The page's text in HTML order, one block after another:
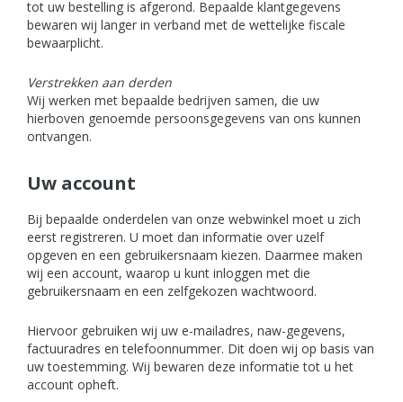
tot uw bestelling is afgerond. Bepaalde klantgegevens
bewaren wij langer in verband met de wettelijke fiscale
bewaarplicht.
Verstrekken aan derden
Wij werken met bepaalde bedrijven samen, die uw
hierboven genoemde persoonsgegevens van ons kunnen
ontvangen.
Uw account
Bij bepaalde onderdelen van onze webwinkel moet u zich
eerst registreren. U moet dan informatie over uzelf
opgeven en een gebruikersnaam kiezen. Daarmee maken
wij een account, waarop u kunt inloggen met die
gebruikersnaam en een zelfgekozen wachtwoord.
Hiervoor gebruiken wij uw e-mailadres, naw-gegevens,
factuuradres en telefoonnummer. Dit doen wij op basis van
uw toestemming. Wij bewaren deze informatie tot u het
account opheft.